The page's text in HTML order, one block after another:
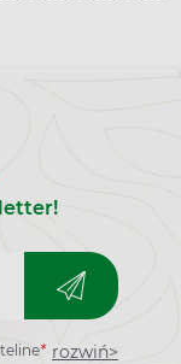
* rozwiń>